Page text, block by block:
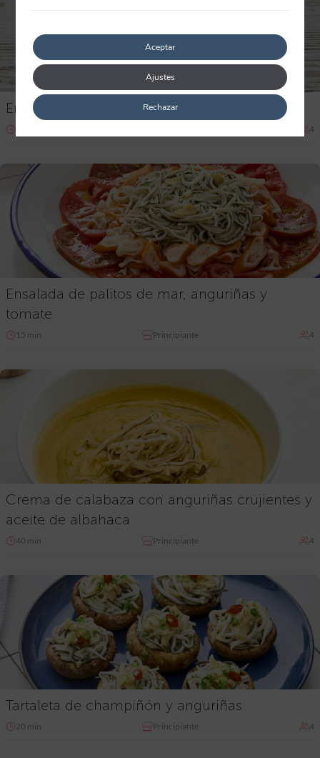
Ensalada templada de patata y anguriñas
4
Ensalada de palitos de mar, anguriñas y
tomate
15 min Principiante 4
Crema de calabaza con anguriñas crujientes y
aceite de albahaca
40 min Principiante 4
Tartaleta de champiñón y anguriñas
20 min Principiante 4
Aceptar
Rechazar
Ajustes